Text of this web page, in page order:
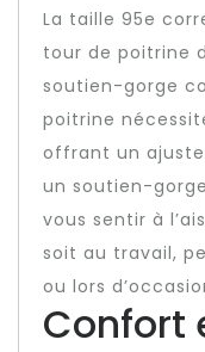
La taille 95e
tour de poitrine
soutien-gorge
poitrine
offrant un
un soutien-
vous sentir à
soit au travail,
ou lors
Confort